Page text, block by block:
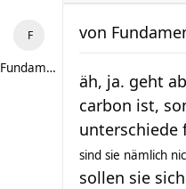
Fundamentalkonstante
von
äh, ja. geht
carbon ist,
unterschiede
sind sie nämlich
sollen sie